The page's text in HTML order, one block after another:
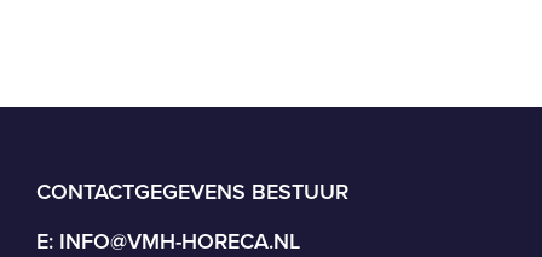
CONTACTGEGEVENS BESTUUR
E: INFO@VMH-HORECA.NL